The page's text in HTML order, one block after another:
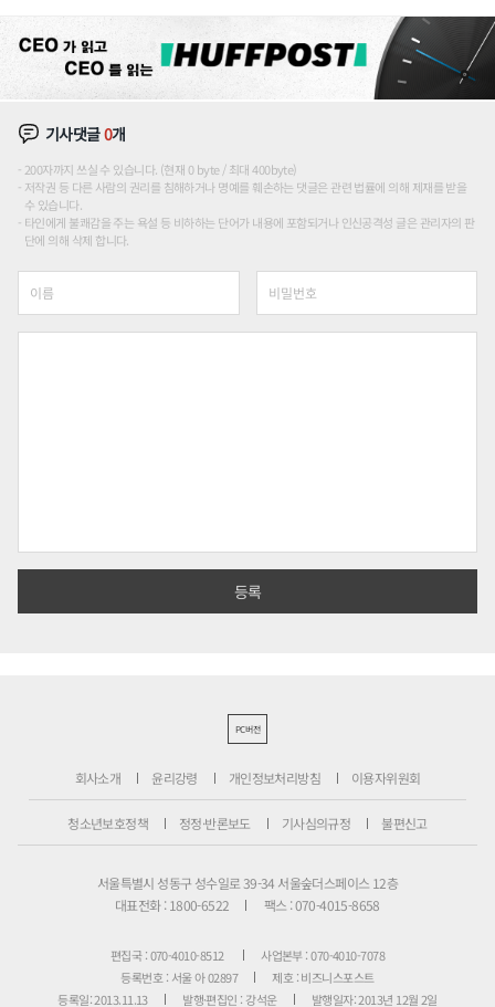
기사댓글0개
200자까지 쓰실 수 있습니다. (현재 0 byte / 최대 400byte)
저작권 등 다른 사람의 권리를 침해하거나 명예를 훼손하는 댓글은 관련 법률에 의해 제재를 받을
수 있습니다.
타인에게 불쾌감을 주는 욕설 등 비하하는 단어가 내용에 포함되거나 인신공격성 글은 관리자의 판
단에 의해 삭제 합니다.
PC버전
회사소개 윤리강령 개인정보처리방침 이용자위원회
청소년보호정책 정정·반론보도 기사심의규정 불편신고
서울특별시 성동구 성수일로 39-34 서울숲더스페이스 12층
대표전화 : 1800-6522
팩스 : 070-4015-8658
편집국 : 070-4010-8512
사업본부 : 070-4010-7078
등록번호 : 서울 아 02897
제호 : 비즈니스포스트
등록일: 2013.11.13
발행·편집인 : 강석운 발행일자: 2013년 12월 2일